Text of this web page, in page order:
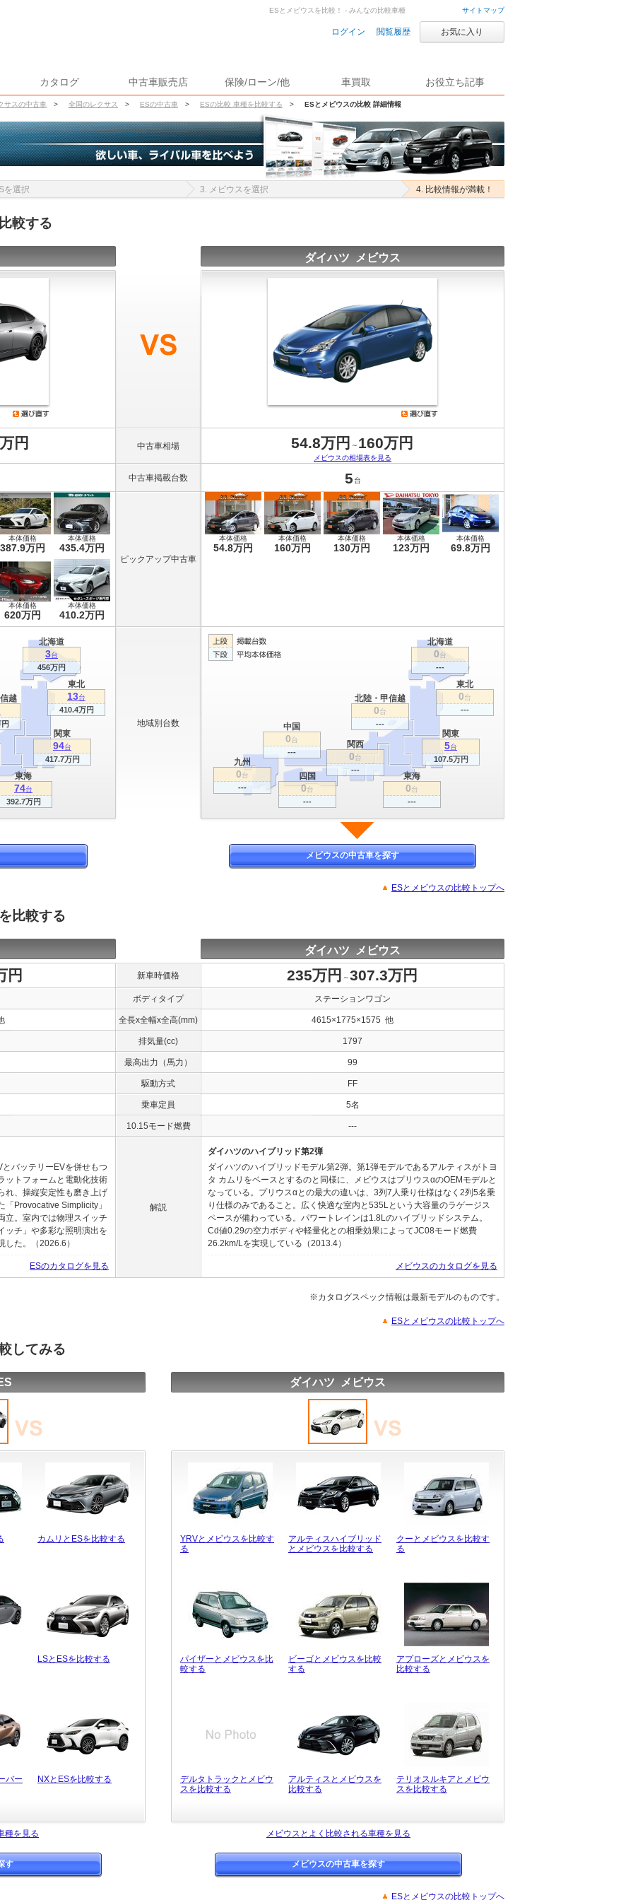
サイトマップ
ログイン 閲覧履歴 お気に入り
カタログ 中古車販売店 保険/ローン/他 車買取 お役立ち記事
サスの中古車 > 全国のレクサス > ESの中古車 > ESの比較 車種を比較する > ESとメビウスの比較 詳細情報
ESとメビウスを比較！ - みんなの比較車種
を選択 3. メビウスを選択 4. 比較情報が満載！
較する
ダイハツ メビウス
円 中古車相場 54.8万円 ～ 160万円
メビウスの相場表を見る
中古車掲載台数 5 台
本体価格
387.9万円
本体価格
435.4万円
本体価格
620万円
本体価格
410.2万円
ピックアップ中古車
本体価格
54.8万円
本体価格
160万円
本体価格
130万円
本体価格
123万円
本体価格
69.8万円
関東
94台
417.7万円
東海
74台
392.7万円
北海道
3台
456万円
東北
13台
410.4万円
越
地域別台数
関東
5台
107.5万円
関西
0台
---
東海
0台
---
北海道
0台
---
九州
0台
---
東北
0台
---
北陸・甲信越
0台
---
中国
0台
---
四国
0台
---
メビウスの中古車を探す
ESとメビウスの比較トップへ
比較する
ダイハツ メビウス
円 新車時価格 235万円 ～307.3万円
ボディタイプ ステーションワゴン
全長x全幅x全高(mm) 4615×1775×1575 他
排気量(cc) 1797
最高出力（馬力） 99
駆動方式 FF
乗車定員 5名
10.15モード燃費 ---
バッテリーEVを併せもつ
ットフォームと電動化技術
れ、操縦安定性も磨き上げ
Provocative Simplicity」
立。室内では物理スイッチ
ッチ」や多彩な照明演出を
た。（2026.6）
ESのカタログを見る
解説
ダイハツのハイブリッド第2弾
ダイハツのハイブリッドモデル第2弾。第1弾モデルであるアルティスがトヨ
タ カムリをベースとするのと同様に、メビウスはプリウスαのOEMモデルと
なっている。プリウスαとの最大の違いは、3列7人乗り仕様はなく2列5名乗
り仕様のみであること。広く快適な室内と535Lという大容量のラゲージス
ペースが備わっている。パワートレインは1.8Lのハイブリッドシステム。
Cd値0.29の空力ボディや軽量化との相乗効果によってJC08モード燃費
26.2km/Lを実現している（2013.4）
メビウスのカタログを見る
※カタログスペック情報は最新モデルのものです。
ESとメビウスの比較トップへ
してみる
カムリとESを比較する
LSとESを比較する
バー NXとESを比較する
ダイハツ メビウス
YRVとメビウスを比較す
る
アルティスハイブリッド
とメビウスを比較する
クーとメビウスを比較す
る
パイザーとメビウスを比
較する
ビーゴとメビウスを比較
する
アプローズとメビウスを
比較する
デルタトラックとメビウ
スを比較する
アルティスとメビウスを
比較する
テリオスルキアとメビウ
スを比較する
種を見る メビウスとよく比較される車種を見る
す メビウスの中古車を探す
ESとメビウスの比較トップへ